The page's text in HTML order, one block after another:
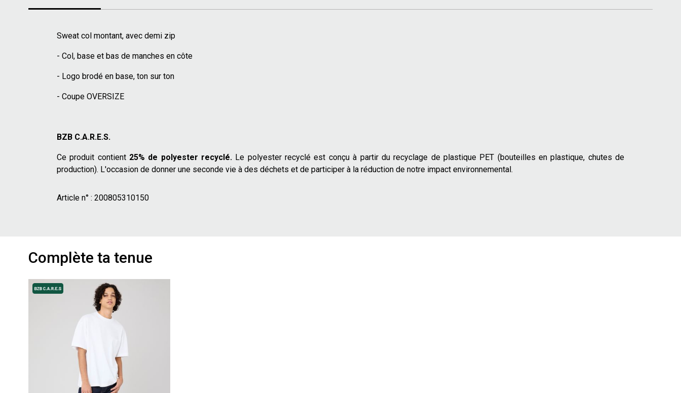
Sweat col montant, avec demi zip
- Col, base et bas de manches en côte
- Logo brodé en base, ton sur ton
- Coupe OVERSIZE
BZB C.A.R.E.S.
Ce produit contient 25% de polyester recyclé. Le polyester recyclé est conçu à partir du recyclage de plastique PET (bouteilles en plastique, chutes de
production). L'occasion de donner une seconde vie à des déchets et de participer à la réduction de notre impact environnemental.
Article n° : 200805310150
Complète ta tenue